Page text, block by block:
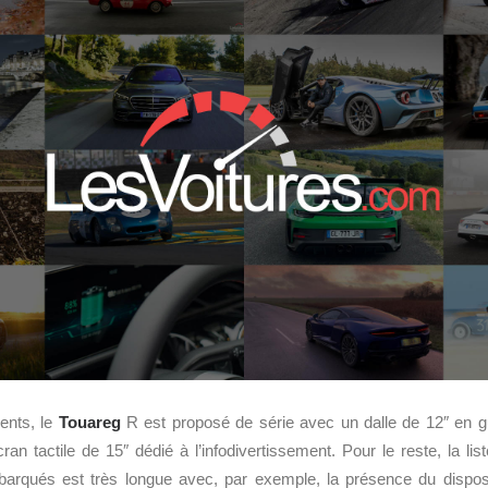
le TouaregR est proposé de série avec un dalle de 12″ en
tactile de 15″ dédié à l’infodivertissement. Pour le reste, la
est très longue avec, par exemple, la présence du